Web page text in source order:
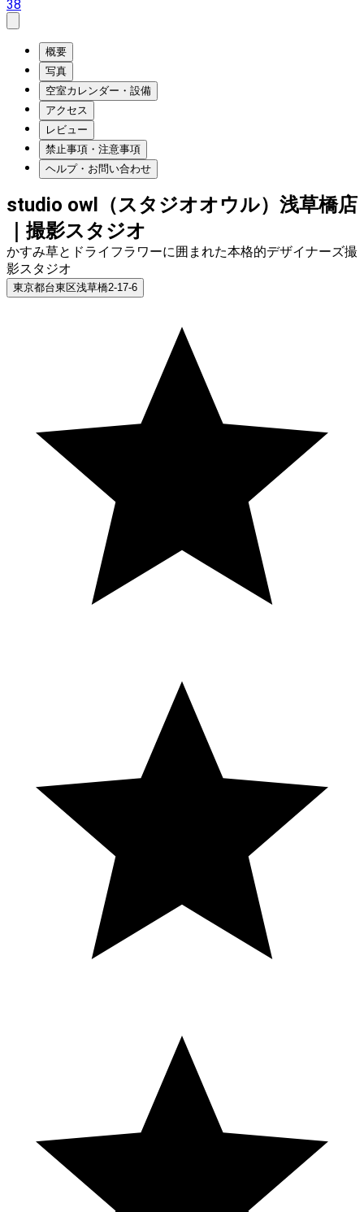
38
概要
写真
空室カレンダー・設備
アクセス
レビュー
禁止事項・注意事項
ヘルプ・お問い合わせ
studio owl（スタジオオウル）浅草橋店
｜撮影スタジオ
かすみ草とドライフラワーに囲まれた本格的デザイナーズ撮
影スタジオ
東京都台東区浅草橋2-17-6